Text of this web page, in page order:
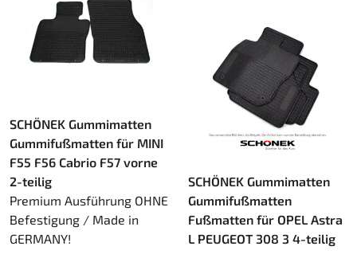
SCHÖNEK Gummimatten
Gummifußmatten für MINI
F55 F56 Cabrio F57 vorne
2-teilig
Premium Ausführung OHNE
Befestigung / Made in
GERMANY!
SCHÖNEK Gummimatten
Gummifußmatten
Fußmatten für OPEL Astra
L PEUGEOT 308 3 4-teilig